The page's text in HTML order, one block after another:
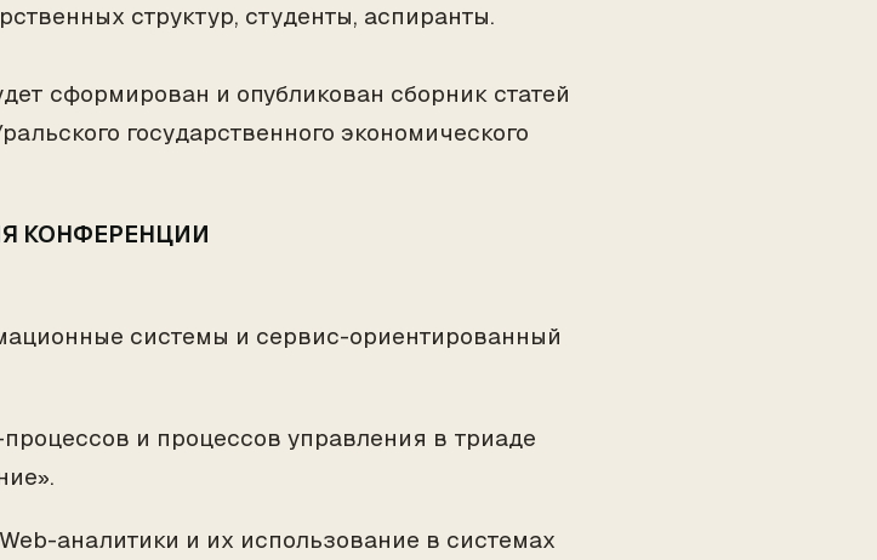
структур, студенты, аспиранты.
сформирован и опубликован сборник статей
государственного экономического
КОНФЕРЕНЦИИ
системы и сервис-ориентированный
и процессов управления в триаде
аналитики и их использование в системах